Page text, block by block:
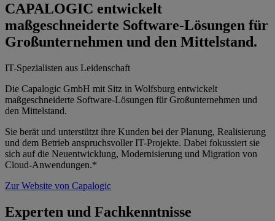
CAPALOGIC entwickelt
maßgeschneiderte Software-Lösungen für
Großunternehmen und den Mittelstand.
IT-Spezialisten aus Leidenschaft
Die Capalogic GmbH mit Sitz in Wolfsburg entwickelt
maßgeschneiderte Software-Lösungen für Großunternehmen und
den Mittelstand.
Sie berät und unterstützt ihre Kunden bei der Planung, Realisierung
und dem Betrieb anspruchsvoller IT-Projekte. Dabei fokussiert sie
sich auf die Neuentwicklung, Modernisierung und Migration von
Cloud-Anwendungen.*
Zur Website von Capalogic
Experten und Fachkenntnisse